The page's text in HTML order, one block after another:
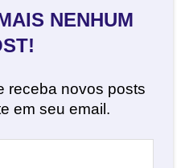
NENHUM
receba novos posts
em seu email.